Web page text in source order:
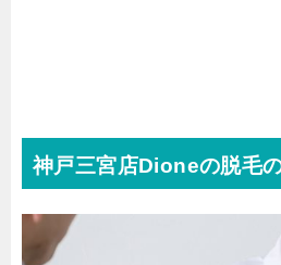
神戸三宮店Dioneの脱毛